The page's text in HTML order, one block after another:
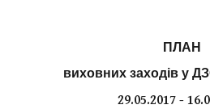
ПЛАН
виховних заходів у
29.05.2017 -